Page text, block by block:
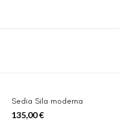
Sedia Sila moderna
135,00€